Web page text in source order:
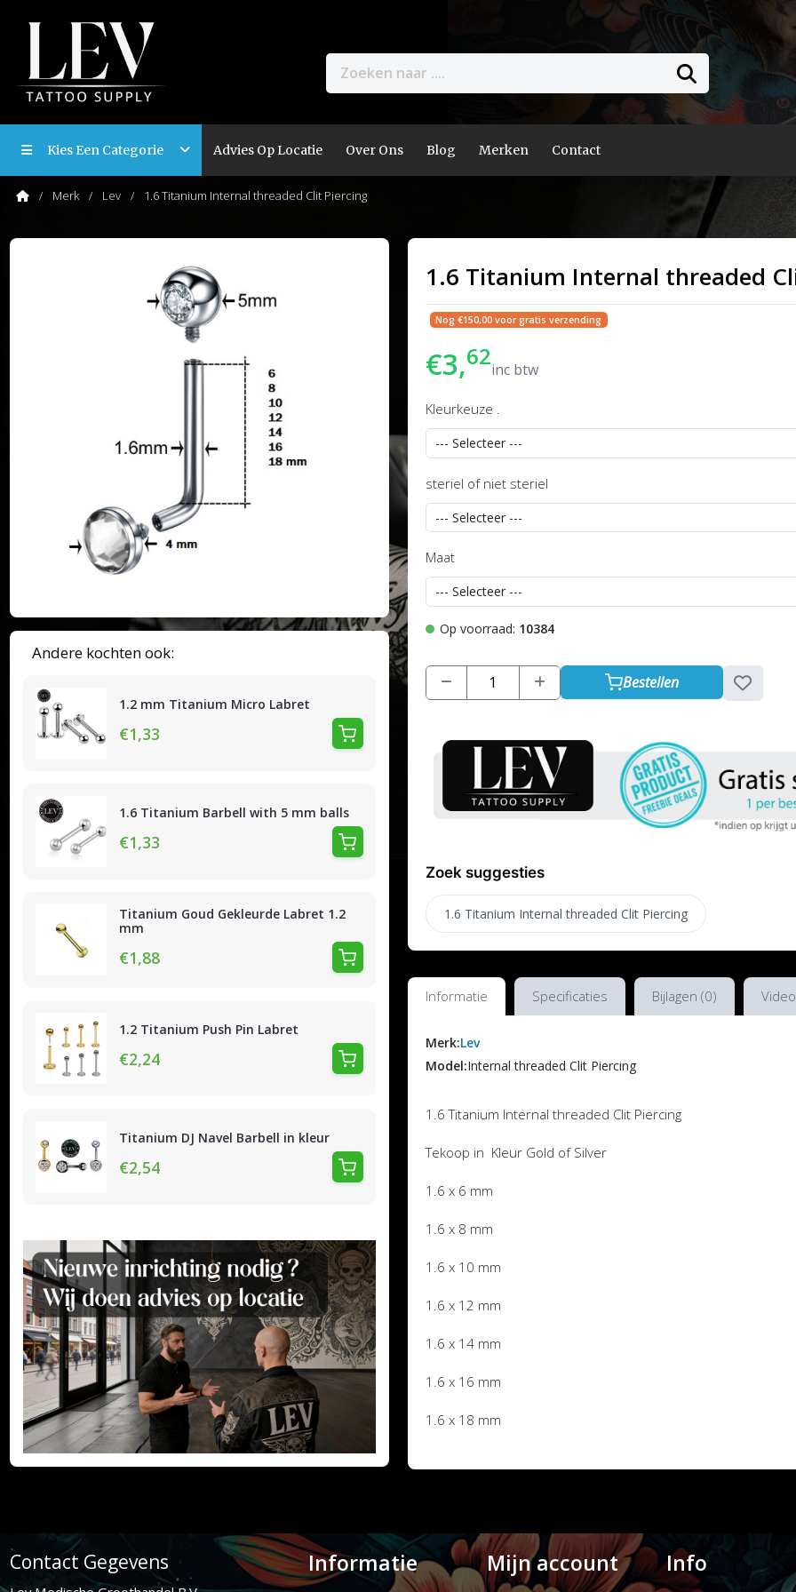
Kies Een Categorie Advies Op Locatie Over Ons Blog Merken Contact
Merk Lev 1.6 Titanium Internal threaded Clit Piercing
Andere kochten ook:
1.2 mm Titanium Micro Labret
€1,33
1.6 Titanium Barbell with 5 mm balls
€1,33
Titanium Goud Gekleurde Labret 1.2
mm
€1,88
1.2 Titanium Push Pin Labret
€2,24
Titanium DJ Navel Barbell in kleur
€2,54
1.6 Titanium Internal threaded
Nog €150,00 voor gratis verzending
€3,62inc btw
Kleurkeuze .
steriel of niet steriel
Maat
Op voorraad: 10384
Bestellen
Zoek suggesties
1.6 Titanium Internal threaded Clit Piercing
Informatie Specificaties Bijlagen (0)
Merk:Lev
Model:Internal threaded Clit Piercing
1.6 Titanium Internal threaded Clit Piercing
Tekoop in Kleur Gold of Silver
1.6 x 6 mm
1.6 x 8 mm
1.6 x 10 mm
1.6 x 12 mm
1.6 x 14 mm
1.6 x 16 mm
1.6 x 18 mm
Contact Gegevens Informatie Mijn account Info